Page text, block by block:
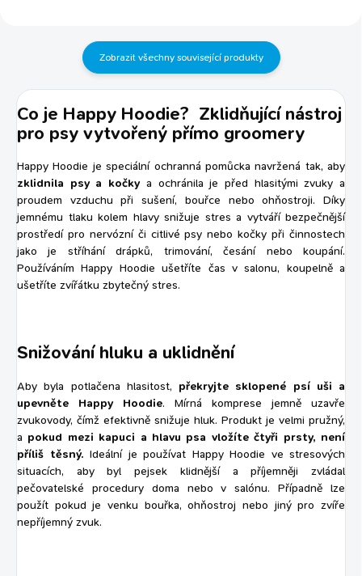
Zobrazit všechny související produkty
Co je Happy Hoodie? Zklidňující nástroj
pro psy vytvořený přímo groomery
Happy Hoodie je speciální ochranná pomůcka navržená tak, aby
zklidnila psy a kočky a ochránila je před hlasitými zvuky a
proudem vzduchu při sušení, bouřce nebo ohňostroji. Díky
jemnému tlaku kolem hlavy snižuje stres a vytváří bezpečnější
prostředí pro nervózní či citlivé psy nebo kočky při činnostech
jako je stříhání drápků, trimování, česání nebo koupání.
Používáním Happy Hoodie ušetříte čas v salonu, koupelně a
ušetříte zvířátku zbytečný stres.
Snižování hluku a uklidnění
Aby byla potlačena hlasitost, překryjte sklopené psí uši a
upevněte Happy Hoodie. Mírná komprese jemně uzavře
zvukovody, čímž efektivně snižuje hluk. Produkt je velmi pružný,
a pokud mezi kapuci a hlavu psa vložíte čtyři prsty, není
příliš těsný. Ideální je používat Happy Hoodie ve stresových
situacích, aby byl pejsek klidnější a příjemněji zvládal
pečovatelské procedury doma nebo v salónu. Případně lze
použít pokud je venku bouřka, ohňostroj nebo jiný pro zvíře
nepříjemný zvuk.